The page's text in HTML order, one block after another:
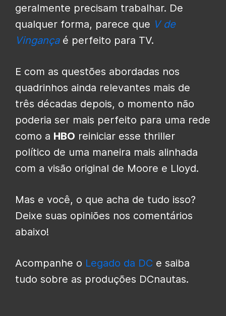
geralmente precisam trabalhar. De
qualquer forma, parece que V de
Vingançaé perfeito para TV.
E com as questões abordadas nos
quadrinhos ainda relevantes mais de
três décadas depois, o momento não
poderia ser mais perfeito para uma rede
como a HBO reiniciar esse thriller
político de uma maneira mais alinhada
com a visão original de Moore e Lloyd.
Mas e você, o que acha de tudo isso?
Deixe suas opiniões nos comentários
abaixo!
Acompanhe o Legado da DC e saiba
tudo sobre as produções DCnautas.